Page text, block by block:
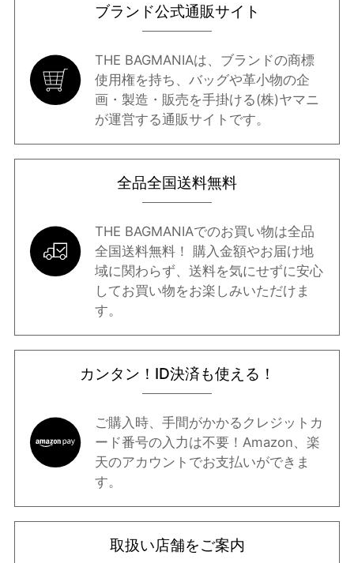
ブランド公式通販サイト
THE BAGMANIAは、ブランドの商標
使用権を持ち、バッグや革小物の企
画・製造・販売を手掛ける(株)ヤマニ
が運営する通販サイトです。
全品全国送料無料
THE BAGMANIAでのお買い物は全品
全国送料無料！ 購入金額やお届け地
域に関わらず、送料を気にせずに安心
してお買い物をお楽しみいただけま
す。
カンタン！ID決済も使える！
ご購入時、手間がかかるクレジットカ
ード番号の入力は不要！Amazon、楽
天のアカウントでお支払いができま
す。
取扱い店舗をご案内